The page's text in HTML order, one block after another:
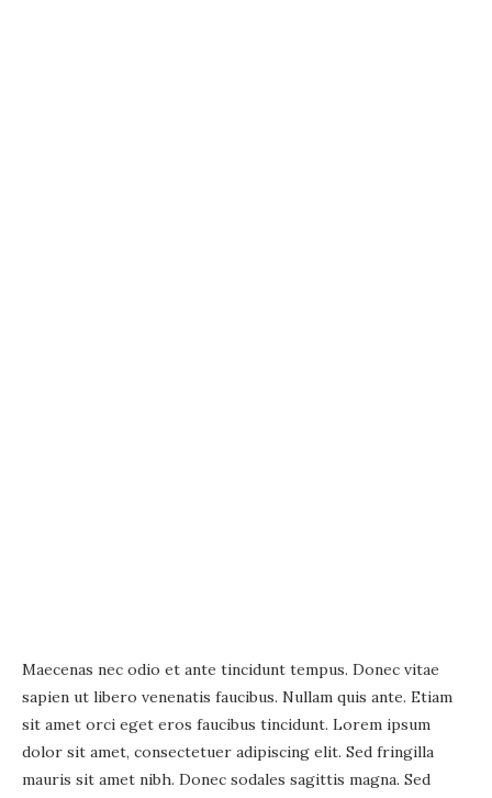
Maecenas nec odio et ante tincidunt tempus. Donec vitae
sapien ut libero venenatis faucibus. Nullam quis ante. Etiam
sit amet orci eget eros faucibus tincidunt. Lorem ipsum
dolor sit amet, consectetuer adipiscing elit. Sed fringilla
mauris sit amet nibh. Donec sodales sagittis magna. Sed